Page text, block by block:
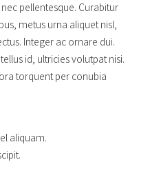
pellentesque. Curabitur
metus urna aliquet nisl,
Integer ac ornare dui.
id, ultricies volutpat nisi.
torquent per conubia
aliquam.